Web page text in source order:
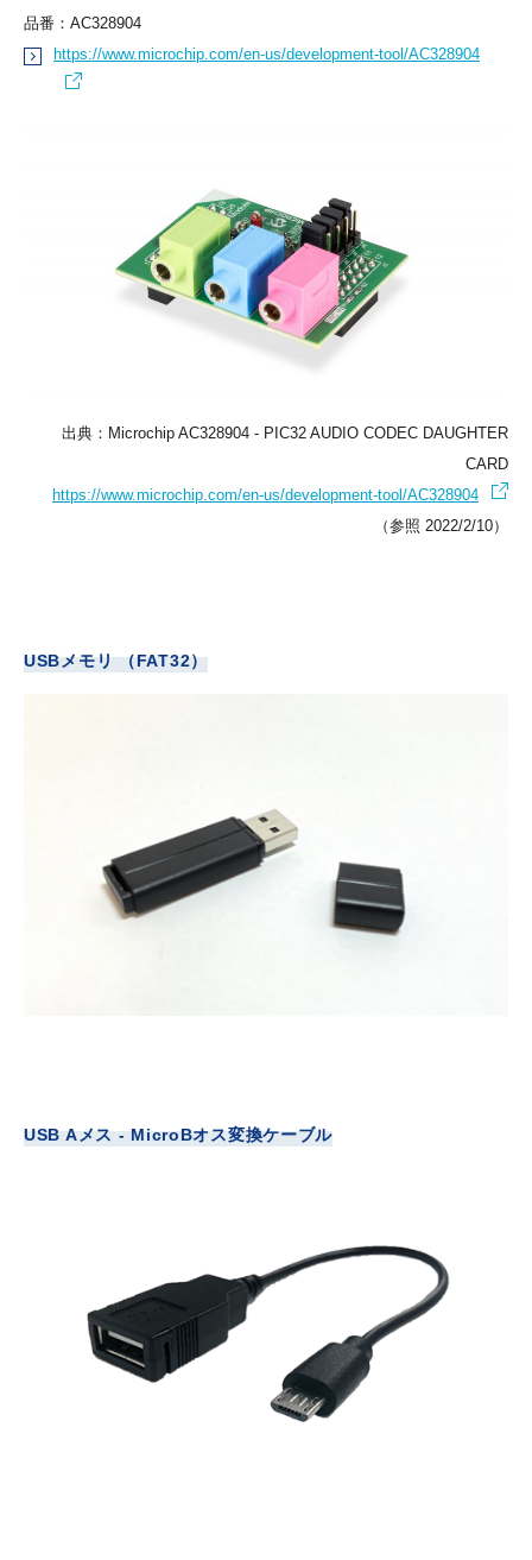
品番：AC328904
https://www.microchip.com/en-us/development-tool/AC328904
出典：Microchip AC328904 - PIC32 AUDIO CODEC DAUGHTER
CARD
https://www.microchip.com/en-us/development-tool/AC328904
（参照 2022/2/10）
USBメモリ （FAT32）
USB Aメス - MicroBオス変換ケーブル